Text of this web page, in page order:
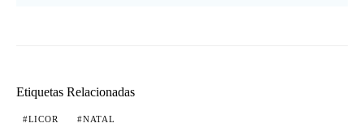
Etiquetas Relacionadas
LICOR NATAL